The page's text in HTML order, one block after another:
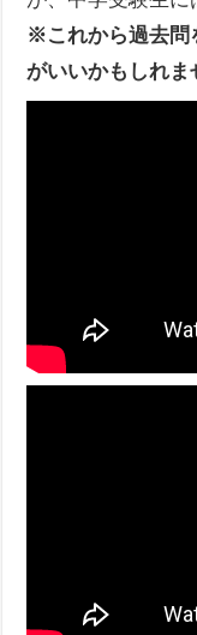
※これから過去問
がいいかもしれま